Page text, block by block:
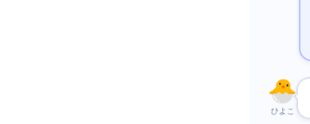
ひよこ